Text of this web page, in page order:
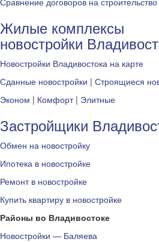
Жилые комплексы
новостройки
Новостройки Владивостока на карте
Сданные новостройки | Строящиеся
Эконом | Комфорт| Элитные
Застройщики
Обмен на новостройку
Ипотека в новостройке
Ремонт в новостройке
Купить квартиру в новостройке
Районы во Владивостоке
Новостройки — Баляева